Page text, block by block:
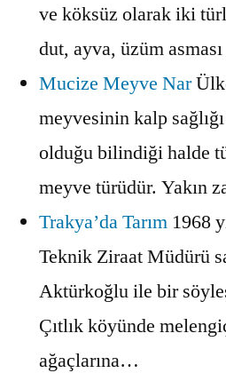
ve köksüz olarak iki
dut, ayva, üzüm
Mucize Meyve Nar
meyvesinin kalp
olduğu bilindiği halde
meyve türüdür. Yakın
Trakya’da Tarım 1968
Teknik Ziraat Müdürü
Aktürkoğlu ile bir
Çıtlık köyünde
ağaçlarına…